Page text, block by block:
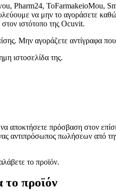
Pharm24, ToFarmakeioMou,
να μην το αγοράσετε
ιστότοπο της Ocuvit.
Μην αγοράζετε αντίγραφα που
ιστοσελίδα της.
αποκτήσετε πρόσβαση στον
αντιπρόσωπος πωλήσεων από
το προϊόν.
προϊόν